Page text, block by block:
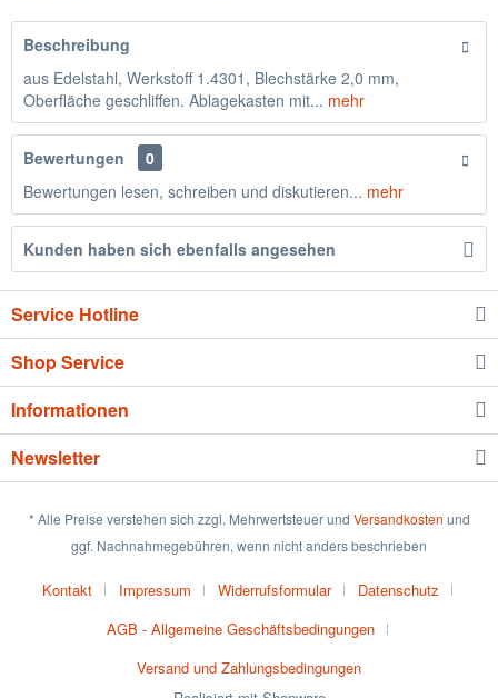
Beschreibung
aus Edelstahl, Werkstoff 1.4301, Blechstärke 2,0 mm,
Oberfläche geschliffen. Ablagekasten mit... mehr
Bewertungen
0
Bewertungen lesen, schreiben und diskutieren... mehr
Kunden haben sich ebenfalls angesehen
Service Hotline
Shop Service
Informationen
Newsletter
* Alle Preise verstehen sich zzgl. Mehrwertsteuer und Versandkosten und
ggf. Nachnahmegebühren, wenn nicht anders beschrieben
Kontakt Impressum Widerrufsformular
Datenschutz
AGB - Allgemeine Geschäftsbedingungen
Versand und Zahlungsbedingungen